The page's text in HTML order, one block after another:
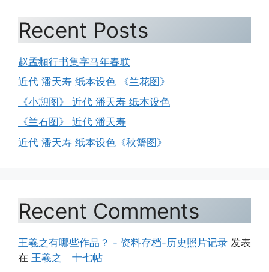
Recent Posts
赵孟頫行书集字马年春联
近代 潘天寿 纸本设色 《兰花图》
《小憩图》 近代 潘天寿 纸本设色
《兰石图》 近代 潘天寿
近代 潘天寿 纸本设色《秋蟹图》
Recent Comments
王羲之有哪些作品？ - 资料存档-历史照片记录 发表
在 王羲之 十七帖